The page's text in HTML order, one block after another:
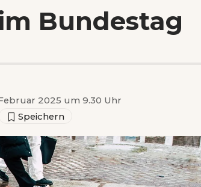
Bundestag
2025 um 9.30 Uhr